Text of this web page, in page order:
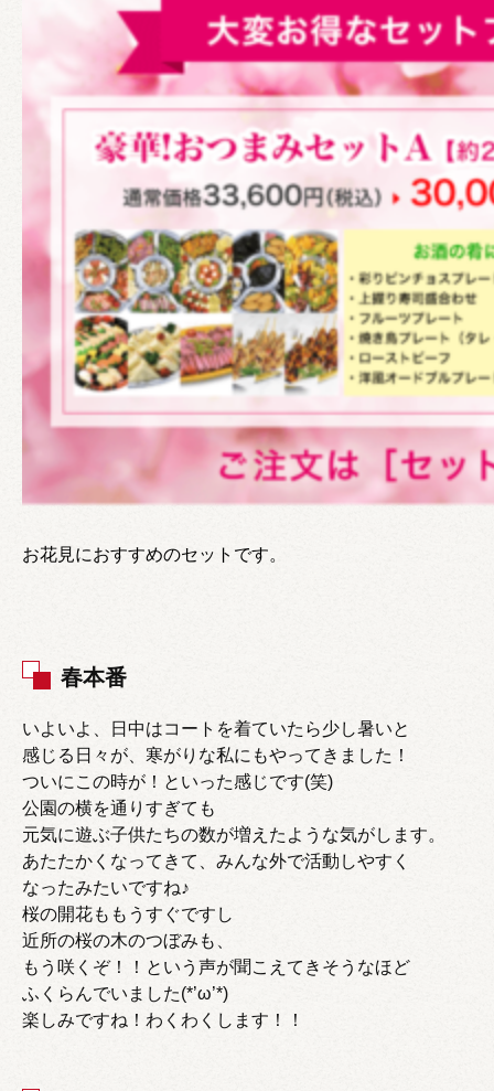
お花見におすすめのセットです。
春本番
いよいよ、日中はコートを着ていたら少し暑いと
感じる日々が、寒がりな私にもやってきました！
ついにこの時が！といった感じです(笑)
公園の横を通りすぎても
元気に遊ぶ子供たちの数が増えたような気がします。
あたたかくなってきて、みんな外で活動しやすく
なったみたいですね♪
桜の開花ももうすぐですし
近所の桜の木のつぼみも、
もう咲くぞ！！という声が聞こえてきそうなほど
ふくらんでいました(*’ω’*)
楽しみですね！わくわくします！！